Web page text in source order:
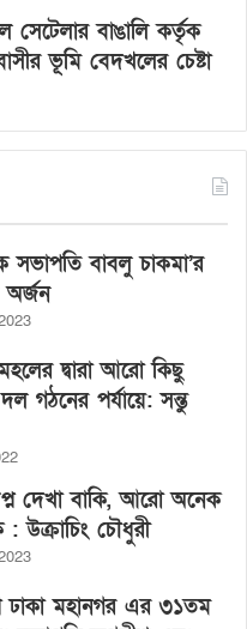
সেটেলার বাঙালি কর্তৃক
ভূমি বেদখলের চেষ্টা
সভাপতি বাবলু চাকমা’র
অর্জন
দ্বারা আরো কিছু
গঠনের পর্যায়ে: সন্তু
দেখা বাকি, আরো অনেক
: উক্রাচিং চৌধুরী
ঢাকা মহানগর এর ৩১তম